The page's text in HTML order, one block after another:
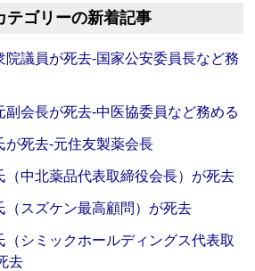
テゴリーの新着記事
院議員が死去‐国家公安委員長など務
副会長が死去‐中医協委員など務める
が死去‐元住友製薬会長
（中北薬品代表取締役会長）が死去
（スズケン最高顧問）が死去
（シミックホールディングス代表取
去